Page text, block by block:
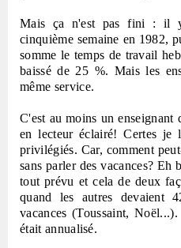
Mais ça n'est pas fini : il
cinquième semaine en 1982,
somme le temps de travail
baissé de 25 %. Mais les
même service.
C'est au moins un
en lecteur éclairé! Certes je
privilégiés. Car, comment
sans parler des vacances? Eh
tout prévu et cela de deux
quand les autres devaient
vacances (Toussaint,
était annualisé.